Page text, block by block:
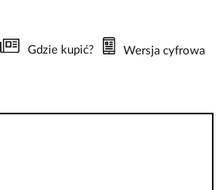
Gdzie kupić? Wersja cyfrowa